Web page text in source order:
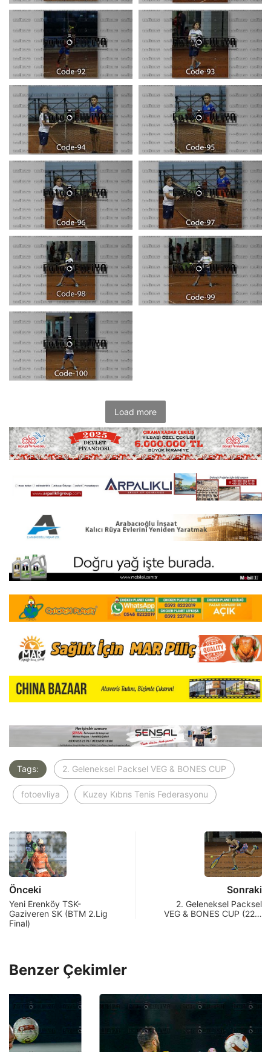
Load more
Tags: 2. Geleneksel Packsel VEG & BONES CUP
fotoevliya Kuzey Kıbrıs Tenis Federasyonu
Önceki
Yeni Erenköy TSK-
Gaziveren SK (BTM 2.Lig
Final)
Sonraki
2. Geleneksel Packsel
VEG & BONES CUP (22…
Benzer Çekimler